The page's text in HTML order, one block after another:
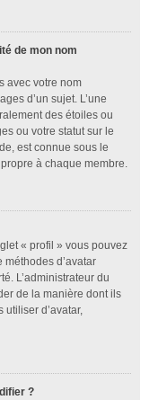
de mon nom
avec votre nom
d’un sujet. L’une
des étoiles ou
ou votre statut sur le
est connue sous le
à chaque membre.
« profil » vous pouvez
méthodes d’avatar
L’administrateur du
de la manière dont ils
d’avatar,
?